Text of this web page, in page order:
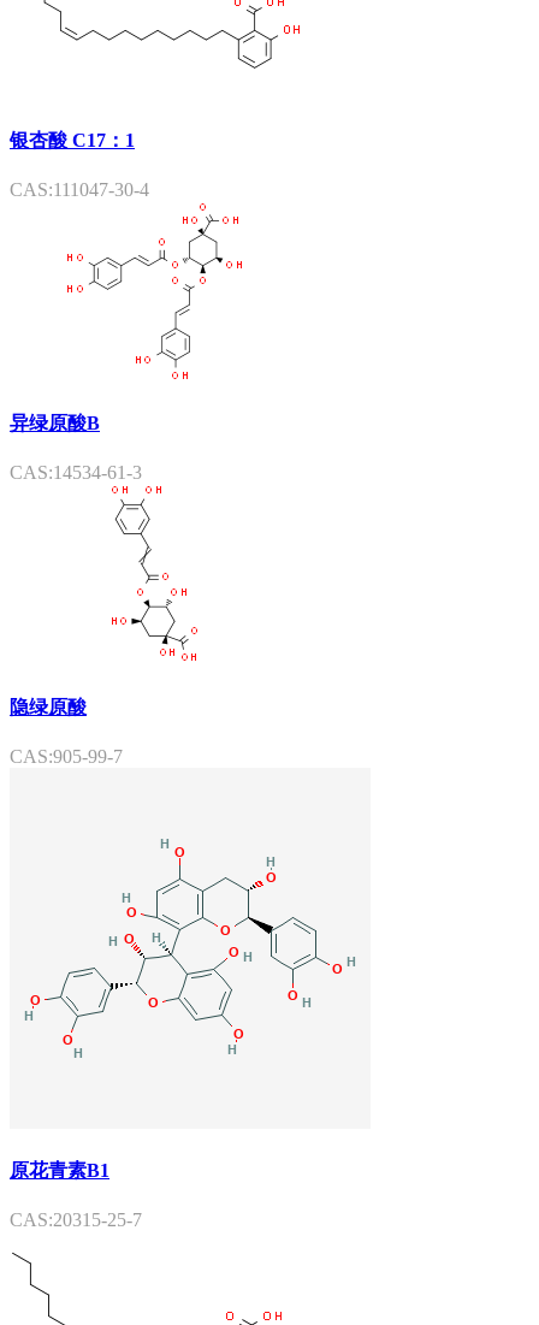
银杏酸 C17：1
CAS:111047-30-4
异绿原酸B
CAS:14534-61-3
隐绿原酸
CAS:905-99-7
原花青素B1
CAS:20315-25-7